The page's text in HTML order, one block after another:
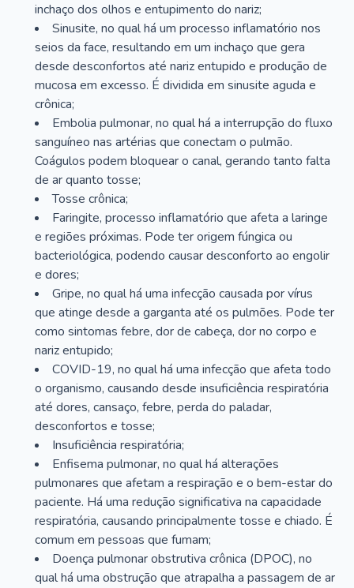
inchaço dos olhos e entupimento do nariz;
Sinusite, no qual há um processo inflamatório nos
seios da face, resultando em um inchaço que gera
desde desconfortos até nariz entupido e produção de
mucosa em excesso. É dividida em sinusite aguda e
crônica;
Embolia pulmonar, no qual há a interrupção do fluxo
sanguíneo nas artérias que conectam o pulmão.
Coágulos podem bloquear o canal, gerando tanto falta
de ar quanto tosse;
Tosse crônica;
Faringite, processo inflamatório que afeta a laringe
e regiões próximas. Pode ter origem fúngica ou
bacteriológica, podendo causar desconforto ao engolir
e dores;
Gripe, no qual há uma infecção causada por vírus
que atinge desde a garganta até os pulmões. Pode ter
como sintomas febre, dor de cabeça, dor no corpo e
nariz entupido;
COVID-19, no qual há uma infecção que afeta todo
o organismo, causando desde insuficiência respiratória
até dores, cansaço, febre, perda do paladar,
desconfortos e tosse;
Insuficiência respiratória;
Enfisema pulmonar, no qual há alterações
pulmonares que afetam a respiração e o bem-estar do
paciente. Há uma redução significativa na capacidade
respiratória, causando principalmente tosse e chiado. É
comum em pessoas que fumam;
Doença pulmonar obstrutiva crônica (DPOC), no
qual há uma obstrução que atrapalha a passagem de ar